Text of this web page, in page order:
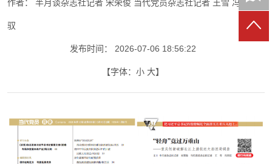
作者： 半月谈杂志社记者 宋荣俊 当代党员杂志社记者 王雪 冯驿
驭
发布时间： 2026-07-06 18:56:22
【字体： 小 大】